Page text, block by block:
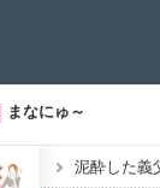
まなにゅ～